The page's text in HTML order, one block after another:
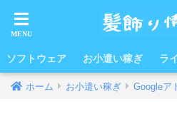
ソフトウェア お小遣い稼ぎ ラ
ホーム お小遣い稼ぎ Googleア